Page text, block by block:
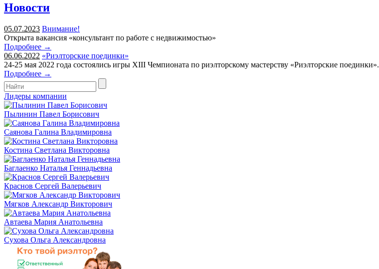
Новости
05.07.2023 Внимание!
Открыта вакансия «консультант по работе с недвижимостью»
Подробнее →
06.06.2022 «Риэлторские поединки»
24-25 мая 2022 года состоялись игры XIII Чемпионата по риэлторскому мастерству «Риэлторские поединки».
Подробнее →
Лидеры компании
Пылинин Павел Борисович
Саянова Галина Владимировна
Костина Светлана Викторовна
Баглаенко Наталья Геннадьевна
Краснов Сергей Валерьевич
Мягков Александр Викторович
Автаева Мария Анатольевна
Сухова Ольга Александровна